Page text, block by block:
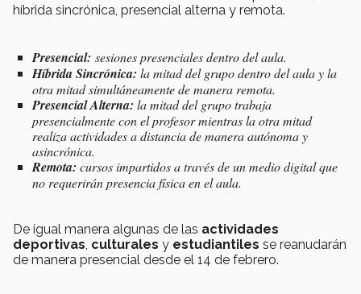
híbrida sincrónica, presencial alterna y remota.
Presencial: sesiones presenciales dentro del aula.
Híbrida Sincrónica: la mitad del grupo dentro del aula y la
otra mitad simultáneamente de manera remota.
Presencial Alterna: la mitad del grupo trabaja
presencialmente con el profesor mientras la otra mitad
realiza actividades a distancia de manera autónoma y
asincrónica.
Remota: cursos impartidos a través de un medio digital que
no requerirán presencia física en el aula.
De igual manera algunas de las actividades
deportivas, culturales y estudiantiles se reanudarán
de manera presencial desde el 14 de febrero.